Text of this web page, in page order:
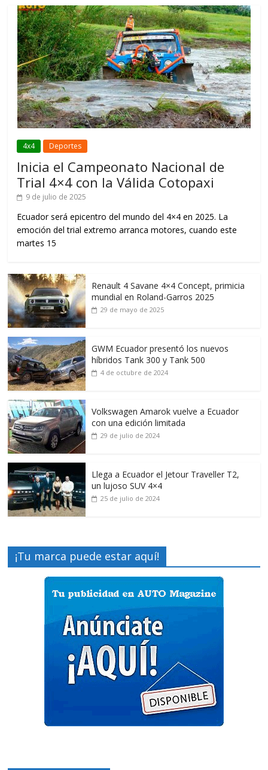
4x4 Deportes
Inicia el Campeonato Nacional de
Trial 4×4 con la Válida Cotopaxi
9 de julio de 2025
Ecuador será epicentro del mundo del 4×4 en 2025. La
emoción del trial extremo arranca motores, cuando este
martes 15
Renault 4 Savane 4×4 Concept, primicia
mundial en Roland-Garros 2025
29 de mayo de 2025
GWM Ecuador presentó los nuevos
híbridos Tank 300 y Tank 500
4 de octubre de 2024
Volkswagen Amarok vuelve a Ecuador
con una edición limitada
29 de julio de 2024
Llega a Ecuador el Jetour Traveller T2,
un lujoso SUV 4×4
25 de julio de 2024
¡Tu marca puede estar aquí!